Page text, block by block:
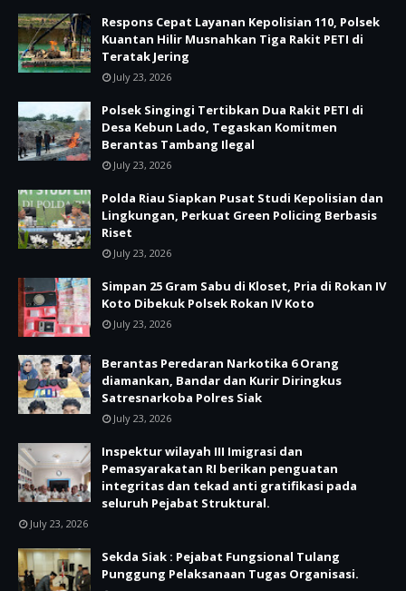
Respons Cepat Layanan Kepolisian 110, Polsek
Kuantan Hilir Musnahkan Tiga Rakit PETI di
Teratak Jering
July 23, 2026
Polsek Singingi Tertibkan Dua Rakit PETI di
Desa Kebun Lado, Tegaskan Komitmen
Berantas Tambang Ilegal
July 23, 2026
Polda Riau Siapkan Pusat Studi Kepolisian dan
Lingkungan, Perkuat Green Policing Berbasis
Riset
July 23, 2026
Simpan 25 Gram Sabu di Kloset, Pria di Rokan IV
Koto Dibekuk Polsek Rokan IV Koto
July 23, 2026
Berantas Peredaran Narkotika 6 Orang
diamankan, Bandar dan Kurir Diringkus
Satresnarkoba Polres Siak
July 23, 2026
Inspektur wilayah III Imigrasi dan
Pemasyarakatan RI berikan penguatan
integritas dan tekad anti gratifikasi pada
seluruh Pejabat Struktural.
July 23, 2026
Sekda Siak : Pejabat Fungsional Tulang
Punggung Pelaksanaan Tugas Organisasi.